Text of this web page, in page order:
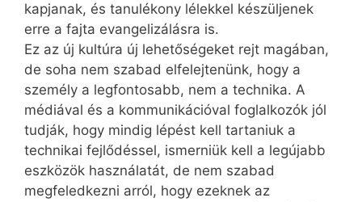
kapjanak, és tanulékony lélekkel készüljenek
erre a fajta evangelizálásra is.
Ez az új kultúra új lehetőségeket rejt magában,
de soha nem szabad elfelejtenünk, hogy a
személy a legfontosabb, nem a technika. A
médiával és a kommunikációval foglalkozók jól
tudják, hogy mindig lépést kell tartaniuk a
technikai fejlődéssel, ismerniük kell a legújabb
eszközök használatát, de nem szabad
megfeledkezni arról, hogy ezeknek az